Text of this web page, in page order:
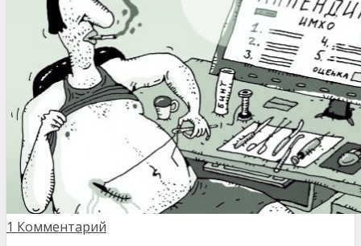
1 Комментарий